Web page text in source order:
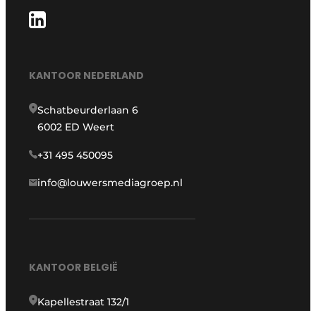
KANTOOR NEDERLAND
Schatbeurderlaan 6
6002 ED Weert
+31 495 450095
info@louwersmediagroep.nl
KANTOOR BELGIË
Kapellestraat 132/1